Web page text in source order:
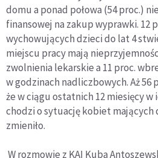
domu a ponad połowa (54 proc.)
finansowej na zakup wyprawki. 12
wychowujących dzieci do lat 4
miejscu pracy mają
zwolnienia lekarskie a 11 proc.
w godzinach nadliczbowych. Aż 56
że w ciągu ostatnich 12 miesięcy w
chodzi o sytuację kobiet mających
zmieniło.
W rozmowie z KAI Kuba